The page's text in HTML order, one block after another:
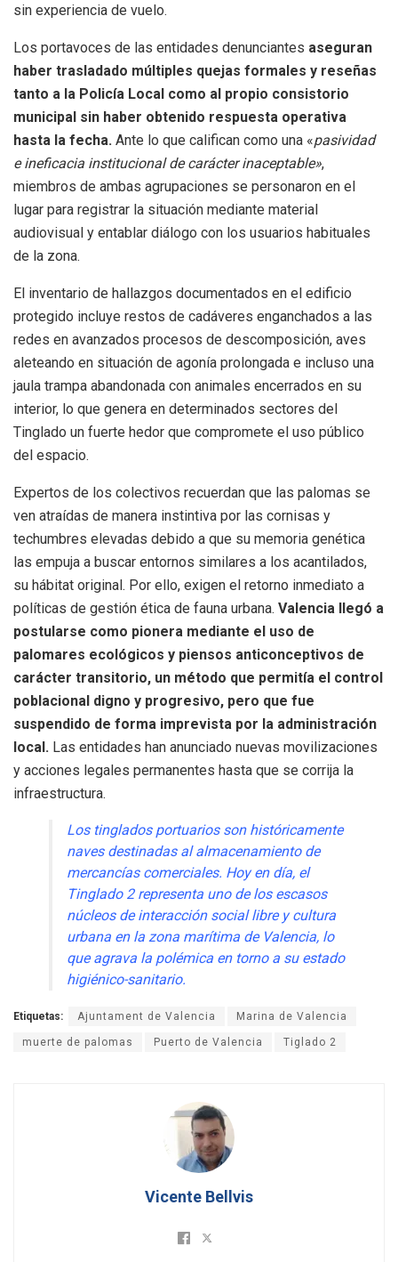
sin experiencia de vuelo.
Los portavoces de las entidades denunciantes aseguran
haber trasladado múltiples quejas formales y reseñas
tanto a la Policía Local como al propio consistorio
municipal sin haber obtenido respuesta operativa
hasta la fecha. Ante lo que califican como una «pasividad
e ineficacia institucional de carácter inaceptable»,
miembros de ambas agrupaciones se personaron en el
lugar para registrar la situación mediante material
audiovisual y entablar diálogo con los usuarios habituales
de la zona.
El inventario de hallazgos documentados en el edificio
protegido incluye restos de cadáveres enganchados a las
redes en avanzados procesos de descomposición, aves
aleteando en situación de agonía prolongada e incluso una
jaula trampa abandonada con animales encerrados en su
interior, lo que genera en determinados sectores del
Tinglado un fuerte hedor que compromete el uso público
del espacio.
Expertos de los colectivos recuerdan que las palomas se
ven atraídas de manera instintiva por las cornisas y
techumbres elevadas debido a que su memoria genética
las empuja a buscar entornos similares a los acantilados,
su hábitat original. Por ello, exigen el retorno inmediato a
políticas de gestión ética de fauna urbana. Valencia llegó a
postularse como pionera mediante el uso de
palomares ecológicos y piensos anticonceptivos de
carácter transitorio, un método que permitía el control
poblacional digno y progresivo, pero que fue
suspendido de forma imprevista por la administración
local. Las entidades han anunciado nuevas movilizaciones
y acciones legales permanentes hasta que se corrija la
infraestructura.
Los tinglados portuarios son históricamente
naves destinadas al almacenamiento de
mercancías comerciales. Hoy en día, el
Tinglado 2 representa uno de los escasos
núcleos de interacción social libre y cultura
urbana en la zona marítima de Valencia, lo
que agrava la polémica en torno a su estado
higiénico-sanitario.
Etiquetas: Ajuntament de Valencia Marina de Valencia
muerte de palomas Puerto de Valencia Tiglado 2
Vicente Bellvis